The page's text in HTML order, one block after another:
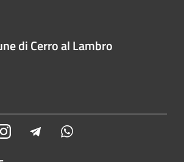
di Cerro al Lambro
Instagram Telegram